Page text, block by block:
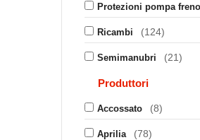
Protezioni pompa freno
Ricambi (124)
Semimanubri (21)
Produttori
Accossato (8)
Aprilia (78)